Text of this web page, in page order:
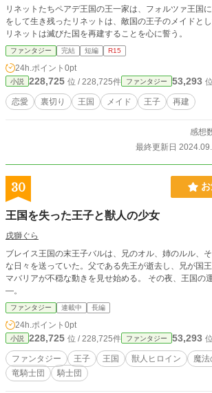
リネットたちペアデ王国の王一家は、フォルツァ王国
をして生き残ったリネットは、敵国の王子のメイドと
リネットは滅びた国を再建することを心に誓う。
ファンタジー 完結 短編 R15
24h.ポイント 0pt
小説 228,725 位 / 228,725件 ファンタジー 53,293
恋愛 裏切り 王国 メイド 王子 再建
感想
最終更新日
30
王国を失った王子と獣人の少女
戌獅ぐら
ブレイス王国の末王子バルは、兄のオル、姉のルル、
な日々を送っていた。父である先王が逝去し、兄が国
マバリアが不穏な動きを見せ始める。 その夜、王国の
―。
ファンタジー 連載中 長編
24h.ポイント 0pt
小説 228,725 位 / 228,725件 ファンタジー 53,293
ファンタジー 王子 王国 獣人ヒロイン 魔法
竜騎士団
騎士団